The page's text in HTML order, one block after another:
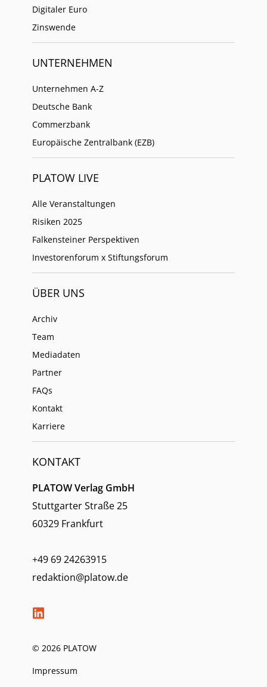
Digitaler Euro
Zinswende
UNTERNEHMEN
Unternehmen A-Z
Deutsche Bank
Commerzbank
Europäische Zentralbank (EZB)
PLATOW LIVE
Alle Veranstaltungen
Risiken 2025
Falkensteiner Perspektiven
Investorenforum x Stiftungsforum
ÜBER UNS
Archiv
Team
Mediadaten
Partner
FAQs
Kontakt
Karriere
KONTAKT
PLATOW Verlag GmbH
Stuttgarter Straße 25
60329 Frankfurt
+49 69 24263915
redaktion@platow.de
© 2026 PLATOW
Impressum